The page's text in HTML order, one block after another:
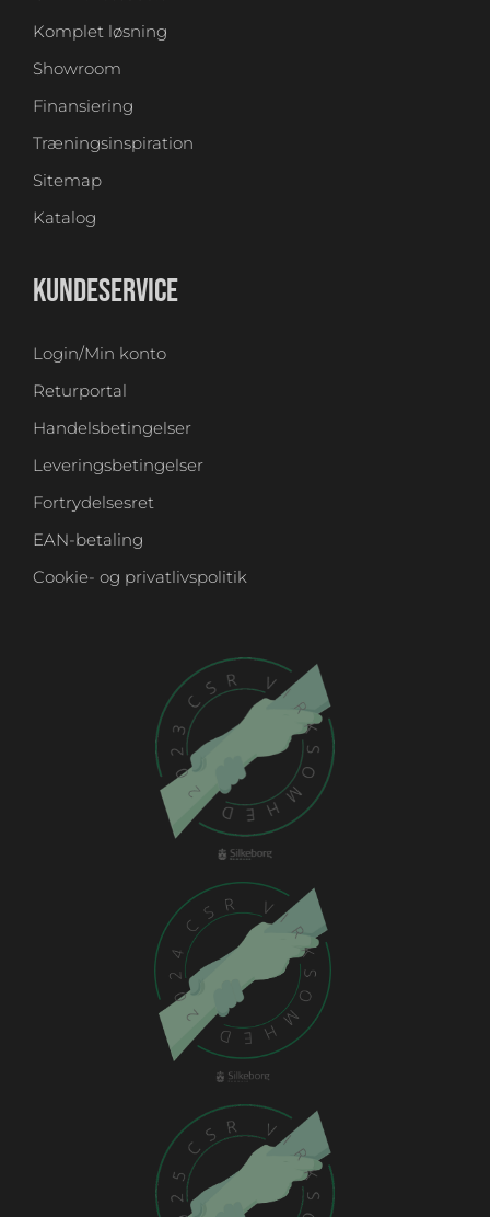
Komplet løsning
Showroom
Finansiering
Træningsinspiration
Sitemap
Katalog
KUNDESERVICE
Login/Min konto
Returportal
Handelsbetingelser
Leveringsbetingelser
Fortrydelsesret
EAN-betaling
Cookie- og privatlivspolitik